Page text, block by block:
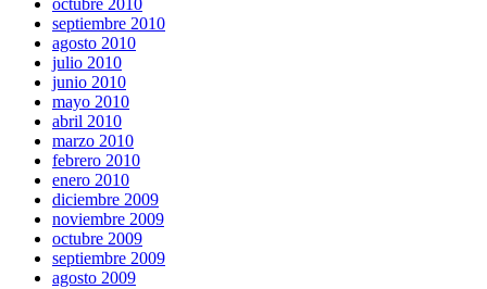
octubre 2010
septiembre 2010
agosto 2010
julio 2010
junio 2010
mayo 2010
abril 2010
marzo 2010
febrero 2010
enero 2010
diciembre 2009
noviembre 2009
octubre 2009
septiembre 2009
agosto 2009